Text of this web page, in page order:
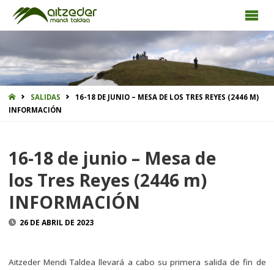
INICIOSALIDAS
16-18 DE JUNIO – MESA DE LOS TRES REYES (2446 M)
INFORMACIÓN
16-18 de junio – Mesa de
los Tres Reyes (2446 m)
INFORMACIÓN
26 DE ABRIL DE 2023
Aitzeder Mendi Taldea llevará a cabo su primera salida de fin de